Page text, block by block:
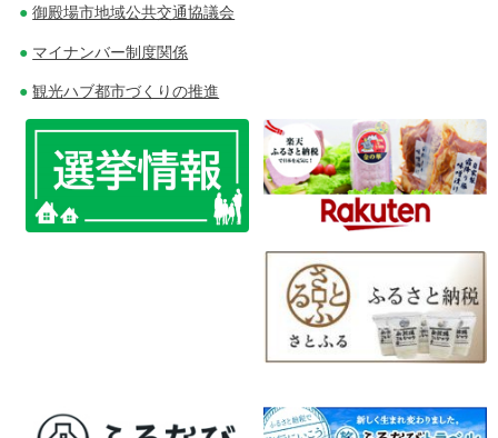
御殿場市地域公共交通協議会
マイナンバー制度関係
観光ハブ都市づくりの推進